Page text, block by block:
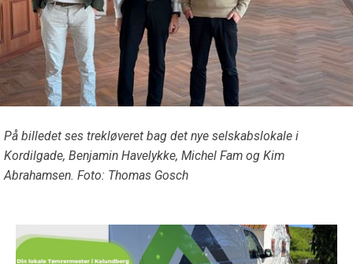
På billedet ses trekløveret bag det nye selskabslokale i
Kordilgade, Benjamin Havelykke, Michel Fam og Kim
Abrahamsen. Foto: Thomas Gosch